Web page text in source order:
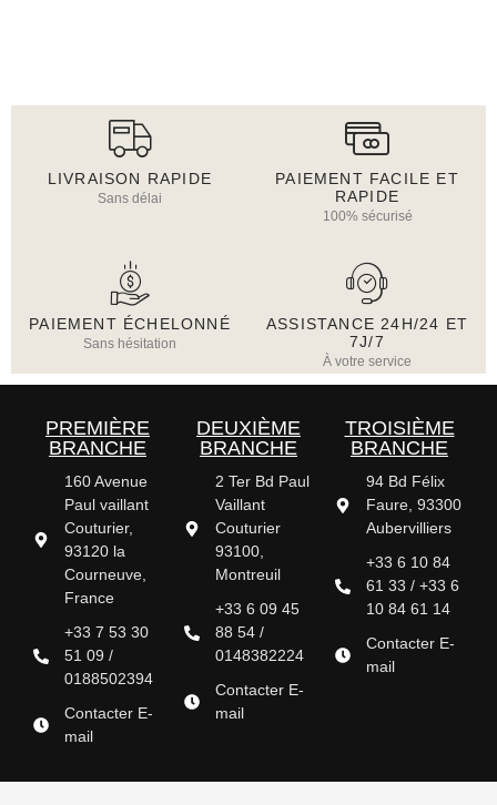
LIVRAISON RAPIDE
Sans délai
PAIEMENT FACILE ET
RAPIDE
100% sécurisé
PAIEMENT ÉCHELONNÉ
Sans hésitation
ASSISTANCE 24H/24 ET
7J/7
À votre service
PREMIÈRE
BRANCHE
160 Avenue
Paul vaillant
Couturier,
93120 la
Courneuve,
France
+33 7 53 30
51 09 /
0188502394
Contacter E-
mail
DEUXIÈME
BRANCHE
2 Ter Bd Paul
Vaillant
Couturier
93100,
Montreuil
+33 6 09 45
88 54 /
0148382224
Contacter E-
mail
TROISIÈME
BRANCHE
94 Bd Félix
Faure, 93300
Aubervilliers
+33 6 10 84
61 33 / +33 6
10 84 61 14
Contacter E-
mail